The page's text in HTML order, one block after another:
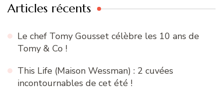
Articles récents
Le chef Tomy Gousset célèbre les 10 ans de
Tomy & Co !
This Life (Maison Wessman) : 2 cuvées
incontournables de cet été !